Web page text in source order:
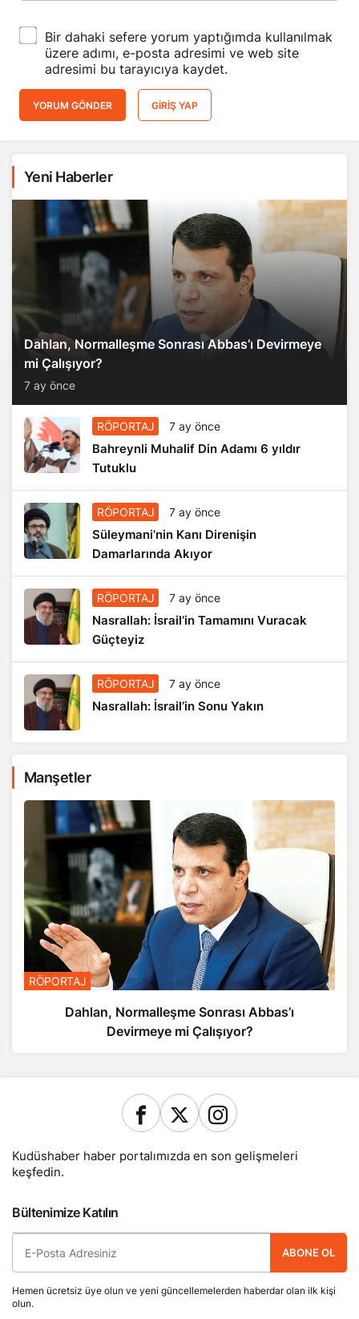
Bir dahaki sefere yorum yaptığımda kullanılmak
üzere adımı, e-posta adresimi ve web site
adresimi bu tarayıcıya kaydet.
YORUM GÖNDER GIRIŞ YAP
Yeni Haberler
Dahlan, Normalleşme Sonrası Abbas’ı Devirmeye
mi Çalışıyor?
7 ay önce
RÖPORTAJ 7 ay önce
Bahreynli Muhalif Din Adamı 6 yıldır
Tutuklu
RÖPORTAJ 7 ay önce
Süleymani’nin Kanı Direnişin
Damarlarında Akıyor
RÖPORTAJ 7 ay önce
Nasrallah: İsrail’in Tamamını Vuracak
Güçteyiz
RÖPORTAJ 7 ay önce
Nasrallah: İsrail’in Sonu Yakın
Manşetler
RÖPORTAJ
Dahlan, Normalleşme Sonrası Abbas’ı
Devirmeye mi Çalışıyor?
Kudüshaber haber portalımızda en son gelişmeleri
keşfedin.
Bültenimize Katılın
ABONE OL
Hemen ücretsiz üye olun ve yeni güncellemelerden haberdar olan ilk kişi
olun.